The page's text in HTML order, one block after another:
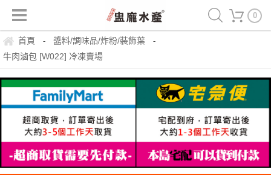
0
首頁 - 醬料/調味品/炸粉/裝飾葉 -
牛肉滷包 [W022] 冷凍賣場
運費150，冷凍滿999免運一箱(20公斤內可裝材積、重量)
請點我，查詢黑貓站所自取的地址
*帶殼類海鮮注意*請流水沖退冰。隔水沖退。完全退冰軟掉
後，即可料理。熟了就可以吃，勿需一直煮，不要久煮。吃
了超美味。
離島無免運門檻，運費一律由貨運公司到府收款，每箱約
$300~400元
運費150，冷凍滿999免運一箱(20公斤內可裝材積、重量)
請點我，查詢黑貓站所自取的地址